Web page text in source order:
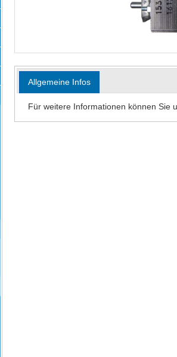
Allgemeine Infos
Für weitere Informationen können Sie